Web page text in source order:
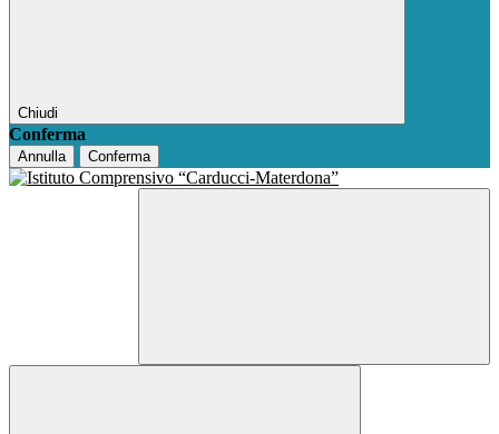
Chiudi
Conferma
Annulla Conferma